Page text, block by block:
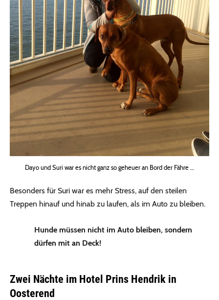
Dayo und Suri war es nicht ganz so geheuer an Bord der Fähre …
Besonders für Suri war es mehr Stress, auf den steilen
Treppen hinauf und hinab zu laufen, als im Auto zu bleiben.
Hunde müssen nicht im Auto bleiben, sondern
dürfen mit an Deck!
Zwei Nächte im Hotel Prins Hendrik in
Oosterend